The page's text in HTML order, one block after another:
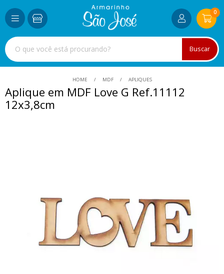
Buscar
0
HOME MDF APLIQUES
Aplique em MDF Love G Ref.11112
12x3,8cm